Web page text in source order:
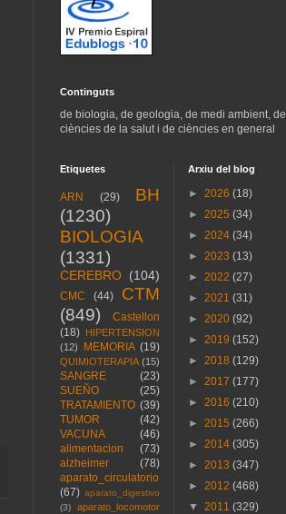
Continguts
de biologia, de geologia, de medi ambient, de
ciències de la salut i de ciències en general
Etiquetes
ARN (29)
BH
(1230)
BIOLOGIA
(1331)
CEREBRO (104)
CMC (44)
CTM
(849)
Castellon
(18) HIPERTENSION
(12)
MEMORIA (19)
QUIMIOTERAPIA (15)
SANGRE
(23)
SUEÑO
(25)
TRATAMIENTO (39)
TUMOR
(42)
VACUNA
(46)
alimentacion
(73)
alzheimer
(78)
aparato_circulatorio
(67) aparato_digestivo
(3)
aparato_locomotor
Arxiu del blog
► 2026 (18)
► 2025 (34)
► 2024 (34)
► 2023 (13)
► 2022 (27)
► 2021 (31)
► 2020 (92)
► 2019 (152)
► 2018 (129)
► 2017 (177)
► 2016 (210)
► 2015 (266)
► 2014 (305)
► 2013 (347)
► 2012 (468)
▼ 2011 (329)